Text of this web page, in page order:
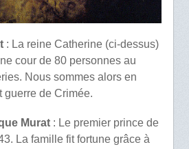
: La reine Catherine (ci-dessus)
cour de 80 personnes au
Nous sommes alors en
guerre de Crimée.
Murat: Le premier prince de
La famille fit fortune grâce à